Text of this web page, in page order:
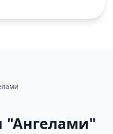
"Ангелами"